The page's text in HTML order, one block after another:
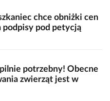
chce obniżki cen
podpisy pod petycją
potrzebny! Obecne
zwierząt jest w